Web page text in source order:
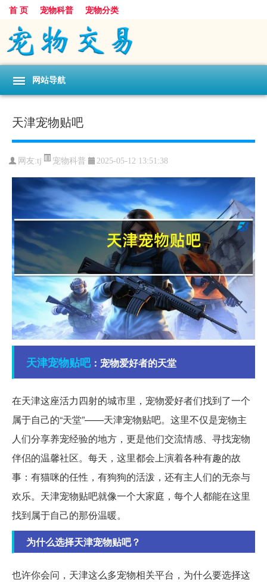
首 页 宠物科普 宠物分类
网站导航
天津宠物贴吧
网友:tj 宠物科普 2025-05-12 13:51:38
天津宠物贴吧：宠物爱好者的天堂
在天津这座活力四射的城市里，宠物爱好者们找到了一个
属于自己的“天堂”——天津宠物贴吧。这里不仅是宠物主
人们分享养宠经验的地方，更是他们交流情感、寻找宠物
伴侣的温馨社区。每天，这里都会上演着各种有趣的故
事：有猫咪的任性，有狗狗的活泼，还有主人们的无奈与
欢乐。天津宠物贴吧就像一个大家庭，每个人都能在这里
找到属于自己的那份温暖。
为什么选择天津宠物贴吧？
也许你会问，天津这么多宠物相关平台，为什么要选择这